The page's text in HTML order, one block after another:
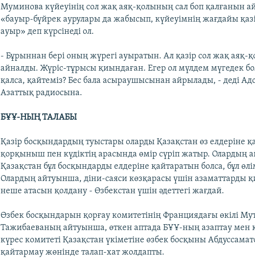
Муминова күйеуінің сол жақ аяқ-қолының сал боп қалғанын
«бауыр-бүйрек аурулары да жабысып, күйеуімнің жағдайы
ауыр» деп күрсінеді ол.
- Бұрыннан бері оның жүрегі ауыратын. Ал қазір сол жақ аяқ-
айналды. Жүріс-тұрысы қиындаған. Егер ол мүлдем мүгедек
қалса, қайтеміз? Бес бала асыраушысынан айрылады, - деді
Азаттық радиосына.
БҰҰ-НЫҢ ТАЛАБЫ
Қазір босқындардың туыстары оларды Қазақстан өз елдеріне
қорқыныш пен күдіктің арасында өмір сүріп жатыр. Олардың
Қазақстан бұл босқындарды елдеріне қайтаратын болса, бұл
Олардың айтуынша, діни-саяси көзқарасы үшін азаматтарды
неше атасын қолдану - Өзбекстан үшін әдеттегі жағдай.
Өзбек босқындарын қорғау комитетінің Франциядағы өкілі
Тажибаеваның айтуынша, өткен аптада БҰҰ-ның азаптау мен
күрес комитеті Қазақстан үкіметіне өзбек босқыны
қайтармау жөнінде талап-хат жолдапты.